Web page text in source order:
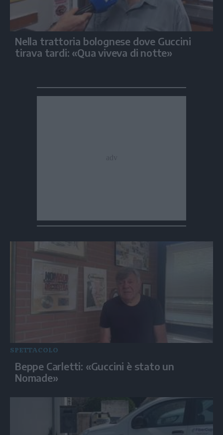
Nella trattoria bolognese dove Guccini
tirava tardi: «Qua viveva di notte»
SPETTACOLO
Beppe Carletti: «Guccini è stato un
Nomade»